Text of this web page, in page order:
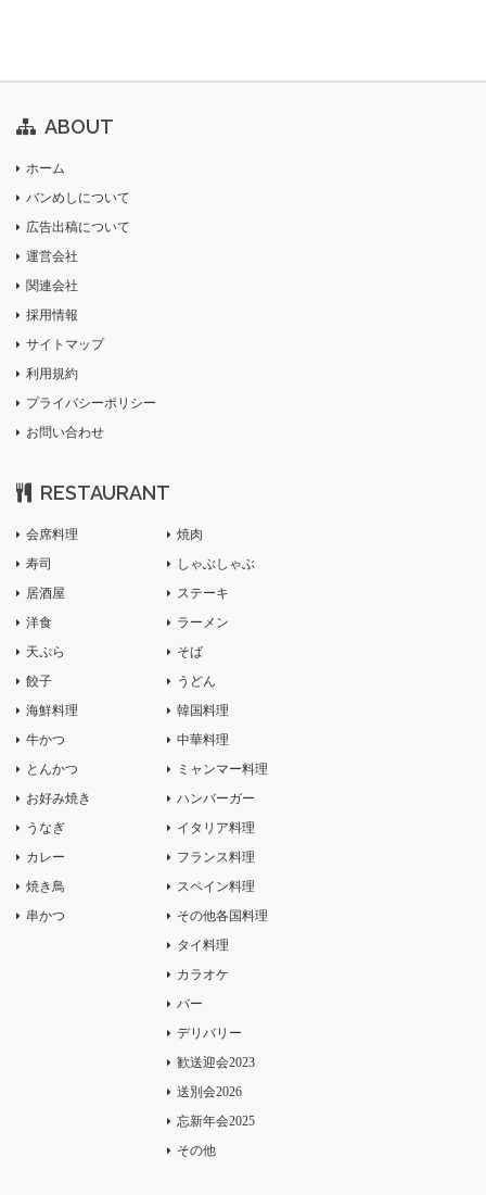
ABOUT
ホーム
バンめしについて
広告出稿について
運営会社
関連会社
採用情報
サイトマップ
利用規約
プライバシーポリシー
お問い合わせ
RESTAURANT
会席料理
寿司
居酒屋
洋食
天ぷら
餃子
海鮮料理
牛かつ
とんかつ
お好み焼き
うなぎ
カレー
焼き鳥
串かつ
焼肉
しゃぶしゃぶ
ステーキ
ラーメン
そば
うどん
韓国料理
中華料理
ミャンマー料理
ハンバーガー
イタリア料理
フランス料理
スペイン料理
その他各国料理
タイ料理
カラオケ
バー
デリバリー
歓送迎会2023
送別会2026
忘新年会2025
その他